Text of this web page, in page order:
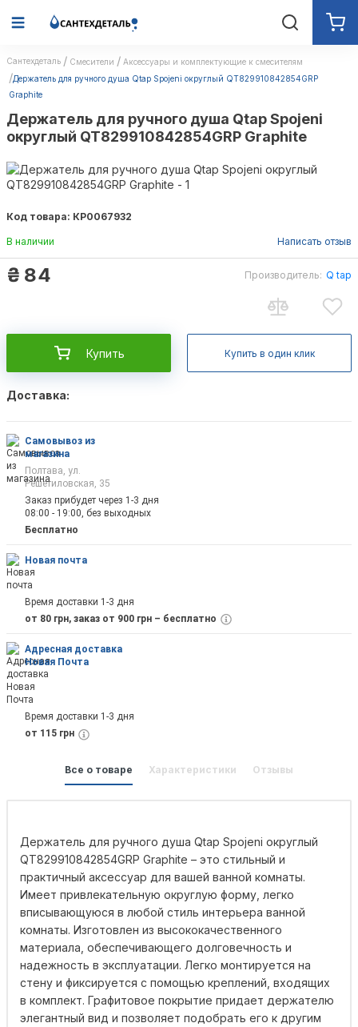
Сантехдеталь Смесители
Аксессуары и комплектующие к смесителям
Держатель для ручного душа Qtap Spojeni округлый QT829910842854GRP
Graphite
Держатель для ручного душа Qtap Spojeni
округлый QT829910842854GRP Graphite
Код товара: КР0067932
В наличии Написать отзыв
₴ 84 Производитель: Q tap
Купить Купить в один клик
Доставка:
Самовывоз из
магазина
Полтава, ул.
Решетиловская, 35
Заказ прибудет через 1-3 дня
08:00 - 19:00, без выходных
Бесплатно
Новая почта
Время доставки 1-3 дня
от 80 грн, заказ от 900 грн – бесплатно
Адресная доставка
Новая Почта
Время доставки 1-3 дня
от 115 грн
Все о товаре Характеристики Отзывы
Держатель для ручного душа Qtap Spojeni округлый
QT829910842854GRP Graphite – это стильный и
практичный аксессуар для вашей ванной комнаты.
Имеет привлекательную округлую форму, легко
вписывающуюся в любой стиль интерьера ванной
комнаты. Изготовлен из высококачественного
материала, обеспечивающего долговечность и
надежность в эксплуатации. Легко монтируется на
стену и фиксируется с помощью креплений, входящих
в комплект. Графитовое покрытие придает держателю
элегантный вид и позволяет подобрать его к другим